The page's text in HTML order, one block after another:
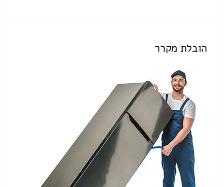
הובלת מקרר